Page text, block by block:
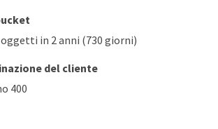
in 2 anni (730 giorni)
del cliente
400